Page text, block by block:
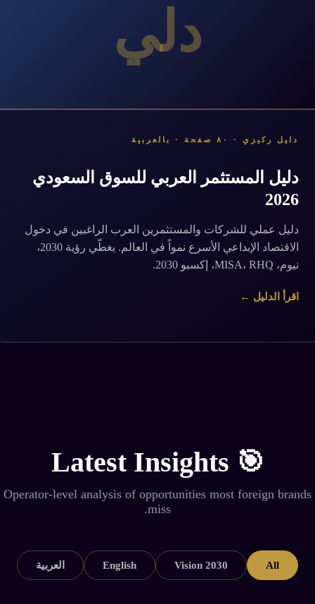
دلي
دليل ركيزي · ٨٠ صفحة · بالعربية
دليل المستثمر العربي للسوق السعودي
2026
دليل عملي للشركات والمستثمرين العرب الراغبين في دخول
الاقتصاد الإبداعي الأسرع نمواً في العالم. يغطّي رؤية 2030،
نيوم، MISA، RHQ، إكسبو 2030.
اقرأ الدليل ←
🎯 Latest Insights
Operator-level analysis of opportunities most foreign brands
miss.
All
Vision 2030
English العربية